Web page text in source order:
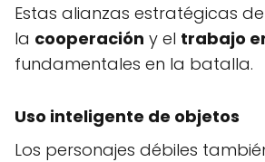
Estas alianzas estratégicas
la cooperación y el trabajo
fundamentales en la batalla.
Uso inteligente de objetos
Los personajes débiles